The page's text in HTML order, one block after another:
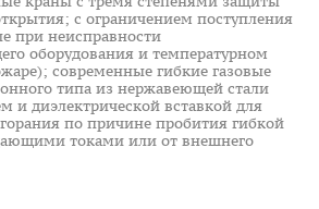
с ограничением поступления
при неисправности
оборудования и температурном
современные гибкие газовые
типа из нержавеющей стали
и диэлектрической вставкой для
по причине пробития гибкой
токами или от внешнего